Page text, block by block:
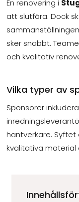
En renovering i
att slutföra. Dock
sker snabbt.
och kvalitativ
Vilka typer av
Sponsorer
hantverkare.
kvalitativa material